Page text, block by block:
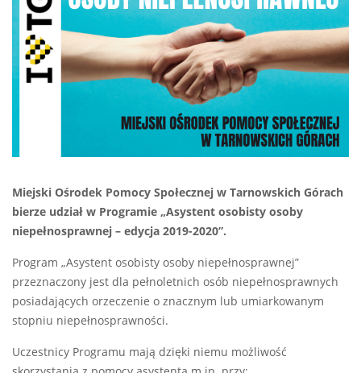
Miejski Ośrodek Pomocy Społecznej w Tarnowskich Górach
bierze udział w Programie „Asystent osobisty osoby
niepełnosprawnej – edycja 2019-2020”.
Program „Asystent osobisty osoby niepełnosprawnej”
przeznaczony jest dla pełnoletnich osób niepełnosprawnych
posiadających orzeczenie o znacznym lub umiarkowanym
stopniu niepełnosprawności.
Uczestnicy Programu mają dzięki niemu możliwość